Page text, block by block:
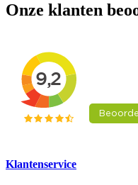
Onze klanten
Klantenservice